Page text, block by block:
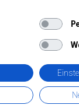
Shopping
für Sicherheit
beim Online-Shopping
Online Garantie •
Der Schweizer
und Fasnachtsartikel